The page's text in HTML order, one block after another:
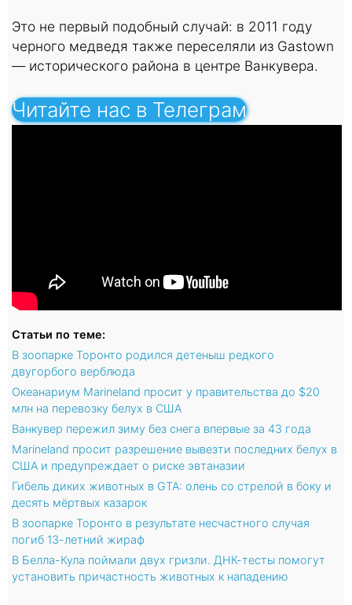
Это не первый подобный случай: в 2011 году
черного медведя также переселяли из Gastown
— исторического района в центре Ванкувера.
Читайте нас в Телеграм
Статьи по теме:
В зоопарке Торонто родился детеныш редкого
двугорбого верблюда
Океанариум Marineland просит у правительства до $20
млн на перевозку белух в США
Ванкувер пережил зиму без снега впервые за 43 года
Marineland просит разрешение вывезти последних белух в
США и предупреждает о риске эвтаназии
Гибель диких животных в GTA: олень со стрелой в боку и
десять мёртвых казарок
В зоопарке Торонто в результате несчастного случая
погиб 13-летний жираф
В Белла-Кула поймали двух гризли. ДНК-тесты помогут
установить причастность животных к нападению